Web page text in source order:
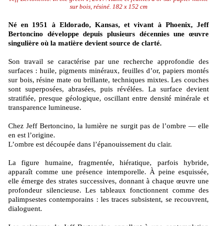
sur bois, résiné. 182 x 152 cm
Né en 1951 à Eldorado, Kansas, et vivant à Phoenix, Jeff
Bertoncino développe depuis plusieurs décennies une œuvre
singulière où la matière devient source de clarté.
Son travail se caractérise par une recherche approfondie des
surfaces : huile, pigments minéraux, feuilles d’or, papiers montés
sur bois, résine mate ou brillante, techniques mixtes. Les couches
sont superposées, abrasées, puis révélées. La surface devient
stratifiée, presque géologique, oscillant entre densité minérale et
transparence lumineuse.
Chez Jeff Bertoncino, la lumière ne surgit pas de l’ombre — elle
en est l’origine.
L’ombre est découpée dans l’épanouissement du clair.
La figure humaine, fragmentée, hiératique, parfois hybride,
apparaît comme une présence intemporelle. À peine esquissée,
elle émerge des strates successives, donnant à chaque œuvre une
profondeur silencieuse. Les tableaux fonctionnent comme des
palimpsestes contemporains : les traces subsistent, se recouvrent,
dialoguent.